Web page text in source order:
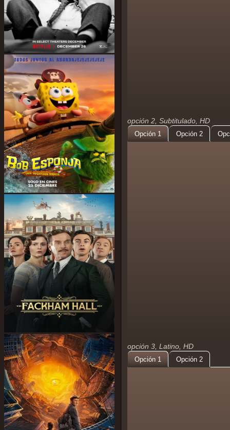
opción 2, Subtitulado, HD
Opción 1 Opción 2
opción 3, Latino, HD
Opción 1 Opción 2